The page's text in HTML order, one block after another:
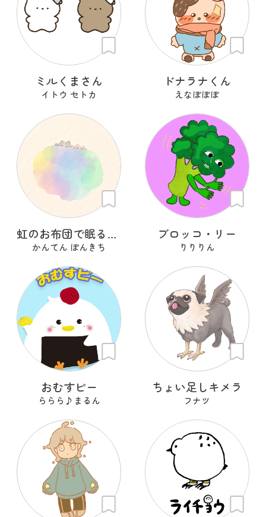
ミルくまさん
イトウ セトカ
ドナラナくん
えなぼぼぼ
虹のお布団で眠るいぬ
かんてん ぽんきち
ブロッコ・リー
りりりん
おむすピー
ららら♪まるん
ちょい足しキメラ
フナツ